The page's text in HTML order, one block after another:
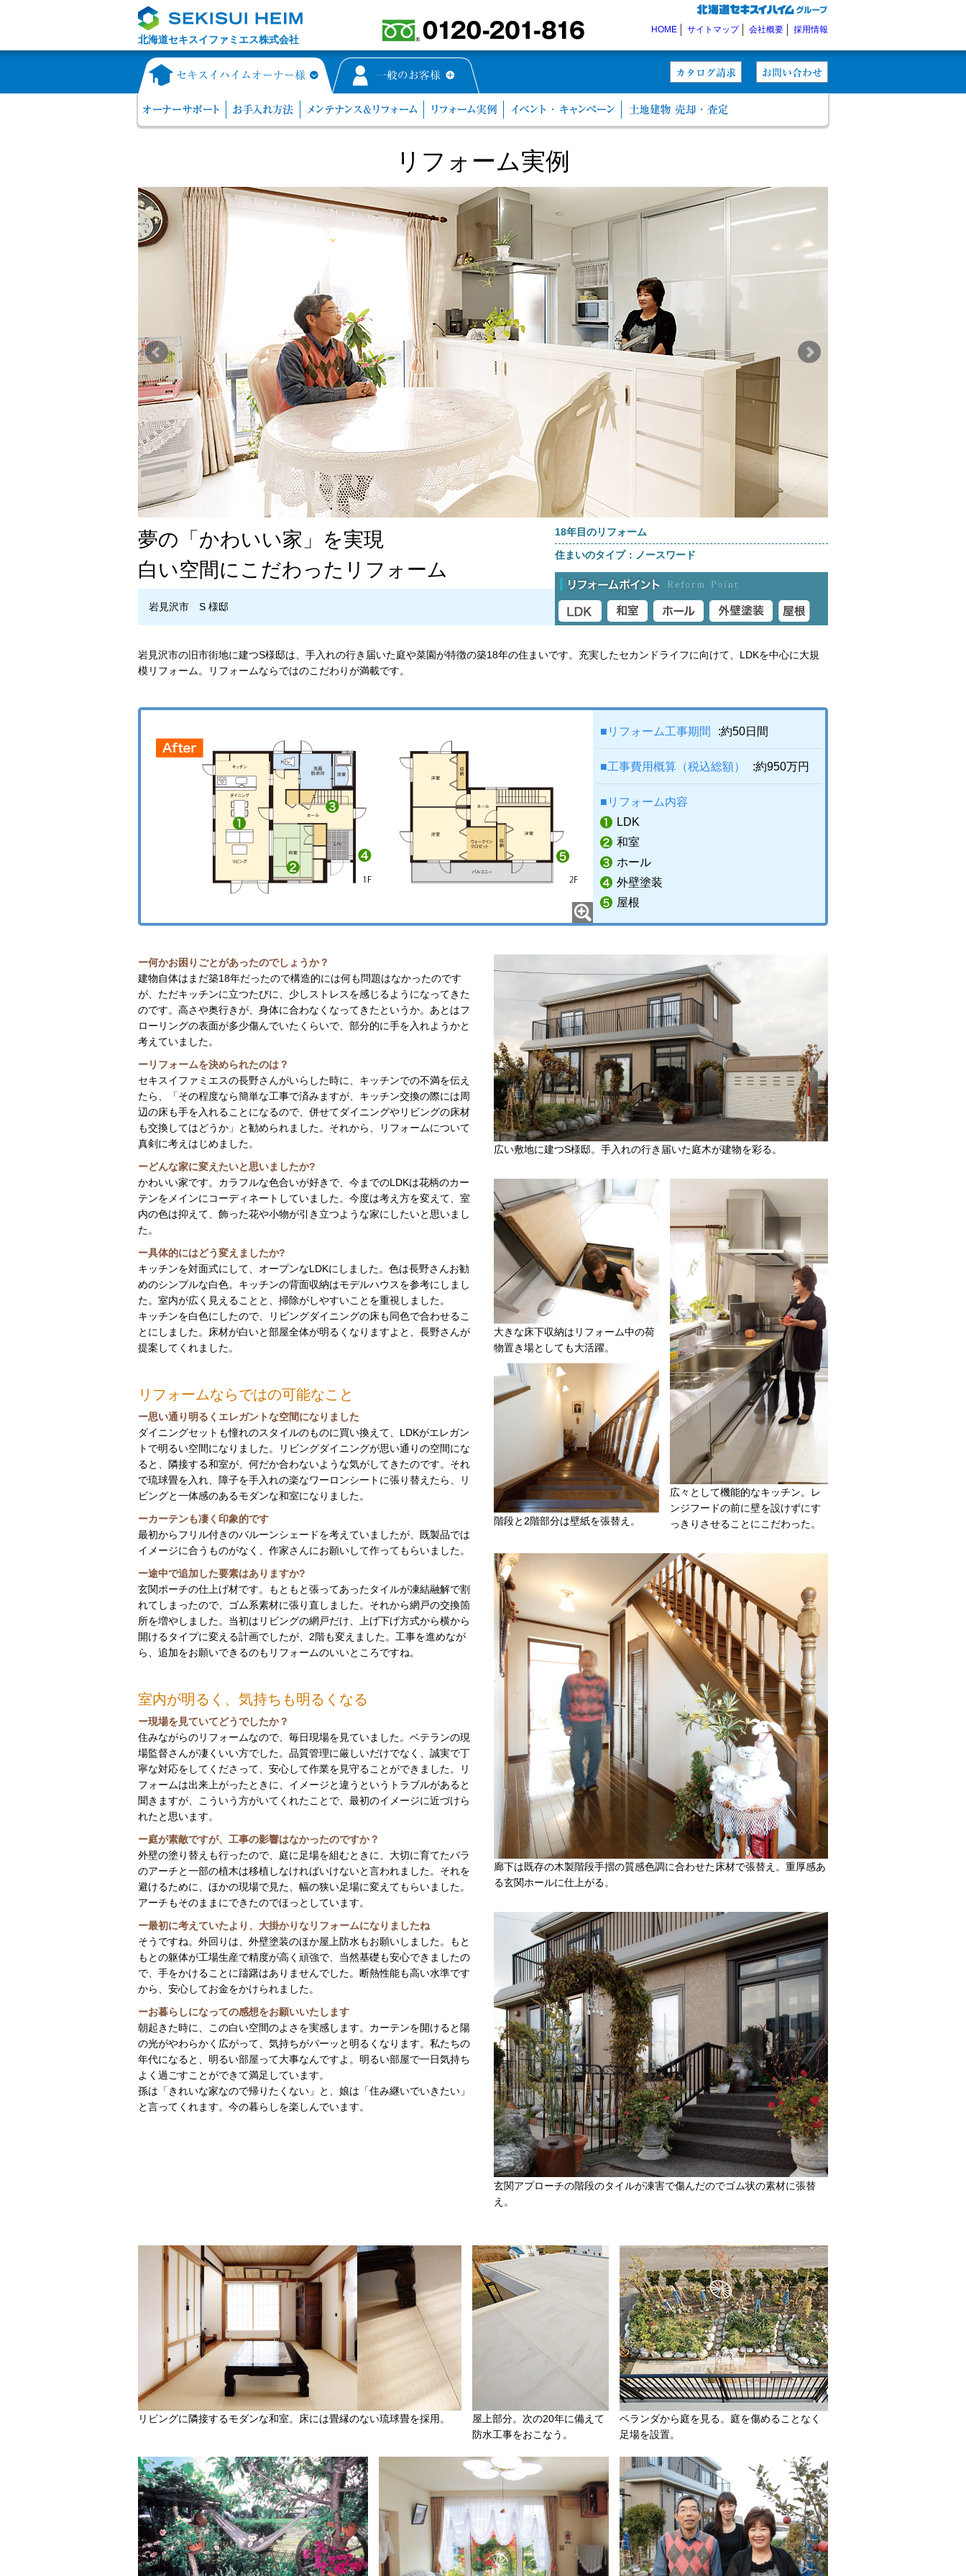
北海道セキスイファミエス株式会社
HOME サイトマップ 会社概要 採用情報
リフォーム実例
夢の「かわいい家」を実現
白い空間にこだわったリフォーム
岩見沢市 S 様邸
18年目のリフォーム
住まいのタイプ：ノースワード
岩見沢市の旧市街地に建つS様邸は、手入れの行き届いた庭や菜園が特徴の築18年の住まいです。充実したセカンドライフに向けて、LDKを中心に大規
模リフォーム。リフォームならではのこだわりが満載です。
■リフォーム工事期間 :約50日間
■工事費用概算（税込総額） :約950万円
■リフォーム内容
LDK
和室
ホール
外壁塗装
屋根
ー何かお困りごとがあったのでしょうか？
建物自体はまだ築18年だったので構造的には何も問題はなかったのです
が、ただキッチンに立つたびに、少しストレスを感じるようになってきた
のです。高さや奥行きが、身体に合わなくなってきたというか。あとはフ
ローリングの表面が多少傷んでいたくらいで、部分的に手を入れようかと
考えていました。
ーリフォームを決められたのは？
セキスイファミエスの長野さんがいらした時に、キッチンでの不満を伝え
たら、「その程度なら簡単な工事で済みますが、キッチン交換の際には周
辺の床も手を入れることになるので、併せてダイニングやリビングの床材
も交換してはどうか」と勧められました。それから、リフォームについて
真剣に考えはじめました。
ーどんな家に変えたいと思いましたか?
かわいい家です。カラフルな色合いが好きで、今までのLDKは花柄のカー
テンをメインにコーディネートしていました。今度は考え方を変えて、室
内の色は抑えて、飾った花や小物が引き立つような家にしたいと思いまし
た。
ー具体的にはどう変えましたか?
キッチンを対面式にして、オープンなLDKにしました。色は長野さんお勧
めのシンプルな白色。キッチンの背面収納はモデルハウスを参考にしまし
た。室内が広く見えることと、掃除がしやすいことを重視しました。
キッチンを白色にしたので、リビングダイニングの床も同色で合わせるこ
とにしました。床材が白いと部屋全体が明るくなりますよと、長野さんが
提案してくれました。
リフォームならではの可能なこと
ー思い通り明るくエレガントな空間になりました
ダイニングセットも憧れのスタイルのものに買い換えて、LDKがエレガン
トで明るい空間になりました。リビングダイニングが思い通りの空間にな
ると、隣接する和室が、何だか合わないような気がしてきたのです。それ
で琉球畳を入れ、障子を手入れの楽なワーロンシートに張り替えたら、リ
ビングと一体感のあるモダンな和室になりました。
ーカーテンも凄く印象的です
最初からフリル付きのバルーンシェードを考えていましたが、既製品では
イメージに合うものがなく、作家さんにお願いして作ってもらいました。
ー途中で追加した要素はありますか?
玄関ポーチの仕上げ材です。もともと張ってあったタイルが凍結融解で割
れてしまったので、ゴム系素材に張り直しました。それから網戸の交換箇
所を増やしました。当初はリビングの網戸だけ、上げ下げ方式から横から
開けるタイプに変える計画でしたが、2階も変えました。工事を進めなが
ら、追加をお願いできるのもリフォームのいいところですね。
室内が明るく、気持ちも明るくなる
ー現場を見ていてどうでしたか？
住みながらのリフォームなので、毎日現場を見ていました。ベテランの現
場監督さんが凄くいい方でした。品質管理に厳しいだけでなく、誠実で丁
寧な対応をしてくださって、安心して作業を見守ることができました。リ
フォームは出来上がったときに、イメージと違うというトラブルがあると
聞きますが、こういう方がいてくれたことで、最初のイメージに近づけら
れたと思います。
ー庭が素敵ですが、工事の影響はなかったのですか？
外壁の塗り替えも行ったので、庭に足場を組むときに、大切に育てたバラ
のアーチと一部の植木は移植しなければいけないと言われました。それを
避けるために、ほかの現場で見た、幅の狭い足場に変えてもらいました。
アーチもそのままにできたのでほっとしています。
ー最初に考えていたより、大掛かりなリフォームになりましたね
そうですね。外回りは、外壁塗装のほか屋上防水もお願いしました。もと
もとの躯体が工場生産で精度が高く頑強で、当然基礎も安心できましたの
で、手をかけることに躊躇はありませんでした。断熱性能も高い水準です
から、安心してお金をかけられました。
ーお暮らしになっての感想をお願いいたします
朝起きた時に、この白い空間のよさを実感します。カーテンを開けると陽
の光がやわらかく広がって、気持ちがパーッと明るくなります。私たちの
年代になると、明るい部屋って大事なんですよ。明るい部屋で一日気持ち
よく過ごすことができて満足しています。
孫は「きれいな家なので帰りたくない」と、娘は「住み継いでいきたい」
と言ってくれます。今の暮らしを楽しんでいます。
広い敷地に建つS様邸。手入れの行き届いた庭木が建物を彩る。
大きな床下収納はリフォーム中の荷
物置き場としても大活躍。
階段と2階部分は壁紙を張替え。
広々として機能的なキッチン。レ
ンジフードの前に壁を設けずにす
っきりさせることにこだわった。
廊下は既存の木製階段手摺の質感色調に合わせた床材で張替え。重厚感あ
る玄関ホールに仕上がる。
玄関アプローチの階段のタイルが凍害で傷んだのでゴム状の素材に張替
え。
リビングに隣接するモダンな和室。床には畳縁のない琉球畳を採用。
屋上部分。次の20年に備えて
防水工事をおこなう。
ベランダから庭を見る。庭を傷めることなく
足場を設置。